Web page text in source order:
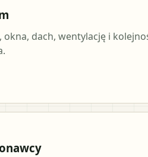
dach, wentylację i